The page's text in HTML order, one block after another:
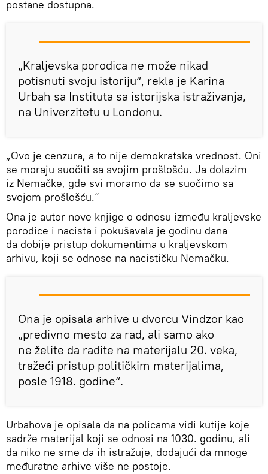
postane dostupna.
„Kraljevska porodica ne može nikad
potisnuti svoju istoriju“, rekla je Karina
Urbah sa Instituta sa istorijska istraživanja,
na Univerzitetu u Londonu.
„Ovo je cenzura, a to nije demokratska vrednost. Oni
se moraju suočiti sa svojim prošlošću. Ja dolazim
iz Nemačke, gde svi moramo da se suočimo sa
svojom prošlošću.“
Ona je autor nove knjige o odnosu između kraljevske
porodice i nacista i pokušavala je godinu dana
da dobije pristup dokumentima u kraljevskom
arhivu, koji se odnose na nacističku Nemačku.
Ona je opisala arhive u dvorcu Vindzor kao
„predivno mesto za rad, ali samo ako
ne želite da radite na materijalu 20. veka,
tražeći pristup političkim materijalima,
posle 1918. godine“.
Urbahova je opisala da na policama vidi kutije koje
sadrže materijal koji se odnosi na 1030. godinu, ali
da niko ne sme da ih istražuje, dodajući da mnoge
međuratne arhive više ne postoje.